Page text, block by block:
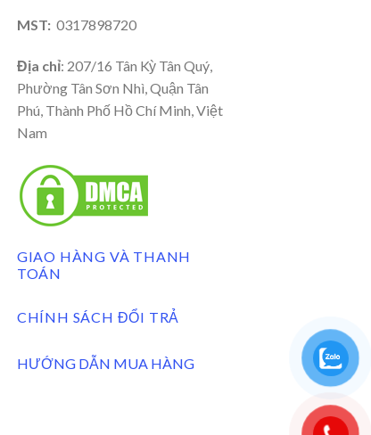
MST: 0317898720
Địa chỉ: 207/16 Tân Kỳ Tân Quý,
Phường Tân Sơn Nhì, Quận Tân
Phú, Thành Phố Hồ Chí Minh, Việt
Nam
GIAO HÀNG VÀ THANH
TOÁN
CHÍNH SÁCH ĐỔI TRẢ
HƯỚNG DẪN MUA HÀNG